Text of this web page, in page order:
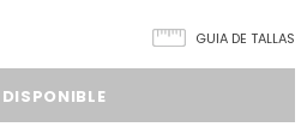
GUIA DE TALLAS